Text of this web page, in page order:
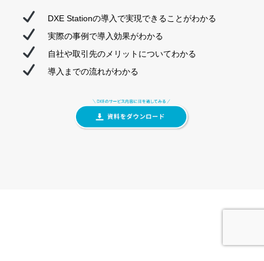
DXE Stationの導入で実現できることがわかる
実際の事例で導入効果がわかる
自社や取引先のメリットについてわかる
導入までの流れがわかる